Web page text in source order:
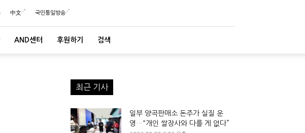
中文 국민통일방송
AND센터 후원하기 검색
최근 기사
일부 양곡판매소 돈주가 실질 운
영…“개인 쌀장사와 다를 게 없다”